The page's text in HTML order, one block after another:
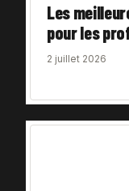
Les
pour les
2 juillet 2026